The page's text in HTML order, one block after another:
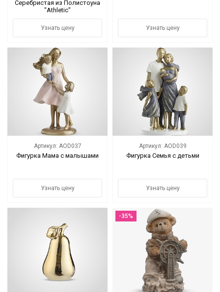
Серебристая из Полистоуна
"Athletic"
Узнать цену Узнать цену
Артикул: AOD037
Фигурка Мама с малышами
Узнать цену
Артикул: AOD039
Фигурка Семья с детьми
Узнать цену
-35%